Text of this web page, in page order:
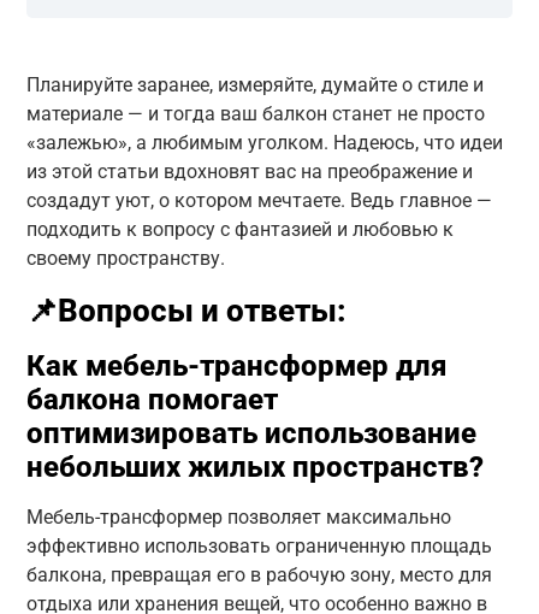
Планируйте заранее, измеряйте, думайте о стиле и
материале — и тогда ваш балкон станет не просто
«залежью», а любимым уголком. Надеюсь, что идеи
из этой статьи вдохновят вас на преображение и
создадут уют, о котором мечтаете. Ведь главное —
подходить к вопросу с фантазией и любовью к
своему пространству.
📌Вопросы и ответы:
Как мебель-трансформер для
балкона помогает
оптимизировать использование
небольших жилых пространств?
Мебель-трансформер позволяет максимально
эффективно использовать ограниченную площадь
балкона, превращая его в рабочую зону, место для
отдыха или хранения вещей, что особенно важно в